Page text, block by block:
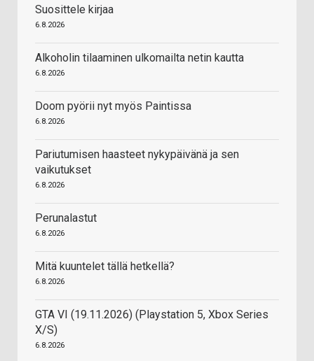
Suosittele kirjaa
6.8.2026
Alkoholin tilaaminen ulkomailta netin kautta
6.8.2026
Doom pyörii nyt myös Paintissa
6.8.2026
Pariutumisen haasteet nykypäivänä ja sen
vaikutukset
6.8.2026
Perunalastut
6.8.2026
Mitä kuuntelet tällä hetkellä?
6.8.2026
GTA VI (19.11.2026) (Playstation 5, Xbox Series
X/S)
6.8.2026